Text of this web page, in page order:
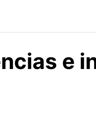
e